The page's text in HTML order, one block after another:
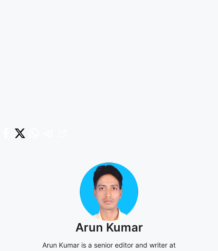
Arun Kumar
Arun Kumar is a senior editor and writer at